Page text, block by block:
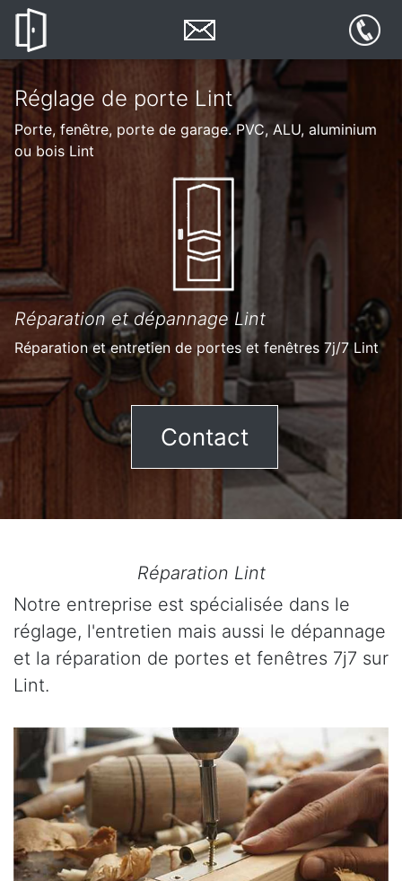
Réglage de porte Lint
Porte, fenêtre, porte de garage. PVC, ALU, aluminium
ou bois Lint
Réparation et dépannage Lint
Réparation et entretien de portes et fenêtres 7j/7 Lint
Contact
Réparation Lint
Notre entreprise est spécialisée dans le
réglage, l'entretien mais aussi le dépannage
et la réparation de portes et fenêtres 7j7 sur
Lint.